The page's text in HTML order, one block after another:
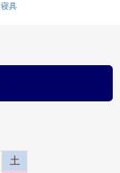
寝具
土